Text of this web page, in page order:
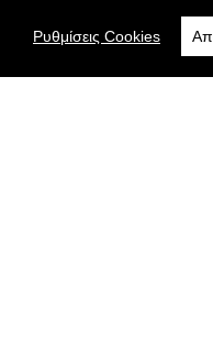
Ρυθμίσεις Cookies